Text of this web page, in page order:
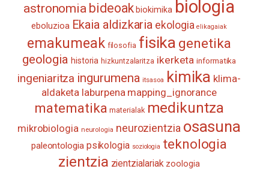
astronomia bideoak biokimika biologia
eboluzioa Ekaia aldizkaria ekologia elikagaiak
emakumeak filosofia fisika genetika
geologia historia hizkuntzalaritza ikerketa informatika
ingeniaritza ingurumena itsasoa kimika klima-
aldaketa laburpena mapping_ignorance
matematika materialak medikuntza
mikrobiologia neurologia neurozientzia osasuna
paleontologia psikologia soziologia teknologia
zientzia zientzialariak zoologia